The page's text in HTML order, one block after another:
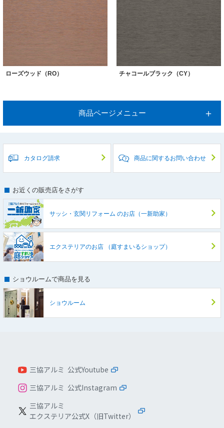
ローズウッド（RO） チャコールブラック（CY）
商品ページメニュー
カタログ請求 商品に関するお問い合わせ
お近くの販売店をさがす
サッシ・玄関リフォーム のお店（一新助家）
エクステリアのお店（庭すまいるショップ）
ショウルームで商品を見る
ショウルーム
三協アルミ 公式Youtube
三協アルミ 公式Instagram
三協アルミ
エクステリア公式X（旧Twitter）